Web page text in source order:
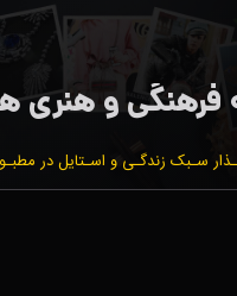
سـبک زندگـی و اسـتایل در